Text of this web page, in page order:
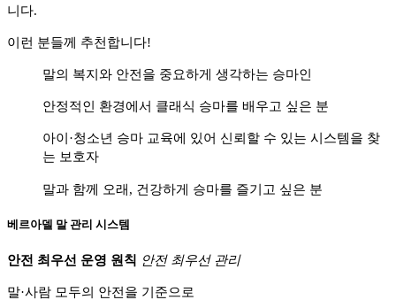
니다.
이런 분들께 추천합니다!
말의 복지와 안전을 중요하게 생각하는 승마인
안정적인 환경에서 클래식 승마를 배우고 싶은 분
아이·청소년 승마 교육에 있어 신뢰할 수 있는 시스템을 찾
는 보호자
말과 함께 오래, 건강하게 승마를 즐기고 싶은 분
베르아델 말 관리 시스템
안전 최우선 운영 원칙 안전 최우선 관리
말·사람 모두의 안전을 기준으로